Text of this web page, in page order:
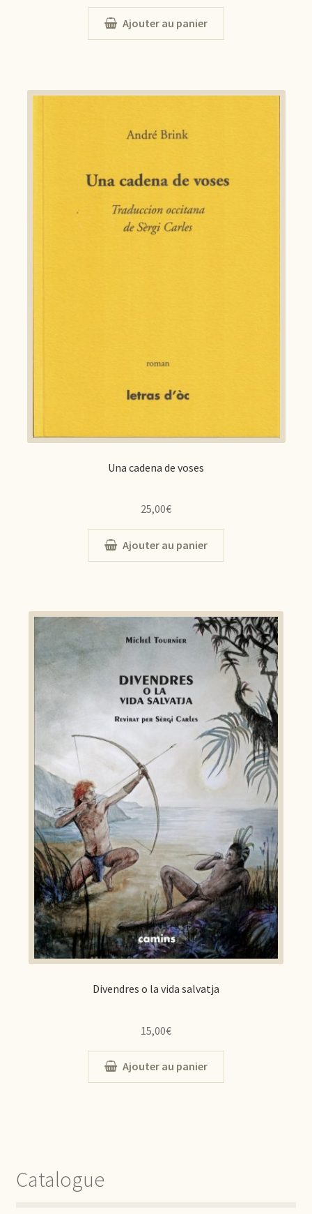
Ajouter au panier
Una cadena de voses
25,00€
Ajouter au panier
Divendres o la vida salvatja
15,00€
Ajouter au panier
Catalogue